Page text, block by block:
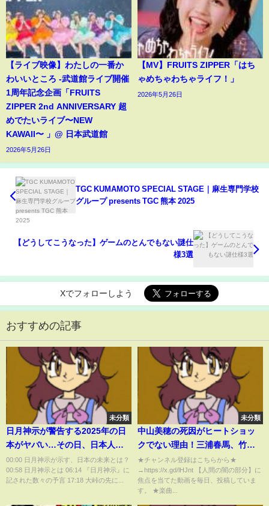
【ライブ映像】わたしの一番か
わいいところ -武道館ライブ開催
1周年記念企画「FRUITS
ZIPPER 2nd ANNIVERSARY 超
めでたいライブ〜NEW
KAWAII〜 」@ 日本武道館
2026年5月26日
【MV】FRUITS ZIPPER「はち
ゃめちゃわちゃライフ！」
2026年5月26日
TGC KUMAMOTO SPECIAL STAGE｜麻生専門学校
グループ presents TGC 熊本 2025
【どうしてこうなった】ゲームのとんでもない謎仕
様3選
Xでフォローしよう
おすすめの記事
未分類
日月神示が警告する2025年の日
本がヤバい…その日、日本人は
生まれ変わる！？【 都市伝説 日
月神示 予言 2025年 】
00:00 日月神示が示す、日本の未来とは？
00:58 日月神示とは 06:14 『日月神示』に
記された数々の予言 17:18 大峠の先に...
未分類
中山美穂の死因がヒートショッ
クでない理由！三浦春馬、竹内
結子とも関係があった可能性
も！【アニメ】【漫画】【実
話】
★チャンネル登録はこちらから★
→https://x.gd/lHJnt 【人間の闇の部分】に
焦点を当てた動画を毎日、投稿していま
す。 ★楽曲...